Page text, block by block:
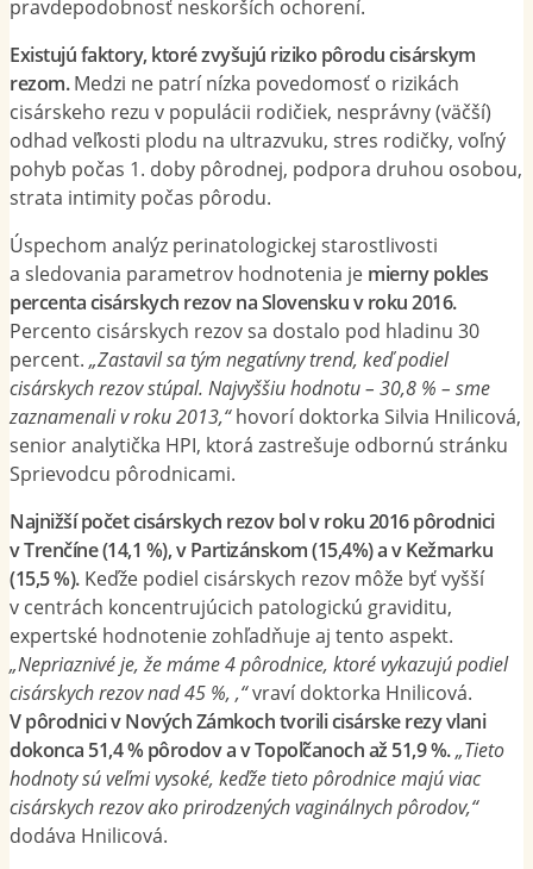
pravdepodobnosť neskorších ochorení.
Existujú faktory, ktoré zvyšujú riziko pôrodu cisárskym
rezom.Medzi ne patrí nízka povedomosť o rizikách
cisárskeho rezu v populácii rodičiek, nesprávny (väčší)
odhad veľkosti plodu na ultrazvuku, stres rodičky, voľný
pohyb počas 1. doby pôrodnej, podpora druhou osobou,
strata intimity počas pôrodu.
Úspechom analýz perinatologickej starostlivosti
a sledovania parametrov hodnotenia je mierny pokles
percenta cisárskych rezov na Slovensku v roku 2016.
Percento cisárskych rezov sa dostalo pod hladinu 30
percent.„Zastavil sa tým negatívny trend, keď podiel
cisárskych rezov stúpal. Najvyššiu hodnotu – 30,8 % – sme
zaznamenali v roku 2013,“hovorí doktorka Silvia Hnilicová,
senior analytička HPI, ktorá zastrešuje odbornú stránku
Sprievodcu pôrodnicami.
Najnižší počet cisárskych rezov bol v roku 2016 pôrodnici
v Trenčíne (14,1 %), v Partizánskom (15,4%) a v Kežmarku
(15,5 %).Keďže podiel cisárskych rezov môže byť vyšší
v centrách koncentrujúcich patologickú graviditu,
expertské hodnotenie zohľadňuje aj tento aspekt.
„Nepriaznivé je, že máme 4 pôrodnice, ktoré vykazujú podiel
cisárskych rezov nad 45 %, ,“vraví doktorka Hnilicová.
V pôrodnici v Nových Zámkoch tvorili cisárske rezy vlani
dokonca 51,4 % pôrodov a v Topoľčanochaž 51,9 %.„Tieto
hodnoty sú veľmi vysoké, keďže tieto pôrodnice majú viac
cisárskych rezov ako prirodzených vaginálnych pôrodov,“
dodáva Hnilicová.